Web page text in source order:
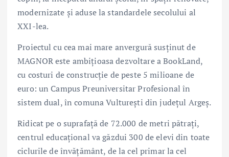
modernizate și aduse la standardele secolului al
XXI-lea.
Proiectul cu cea mai mare anvergură susținut de
MAGNOR este ambițioasa dezvoltare a BookLand,
cu costuri de construcție de peste 5 milioane de
euro: un Campus Preuniversitar Profesional în
sistem dual, în comuna Vulturești din județul Argeș.
Ridicat pe o suprafață de 72.000 de metri pătrați,
centrul educațional va găzdui 300 de elevi din toate
ciclurile de învățământ, de la cel primar la cel